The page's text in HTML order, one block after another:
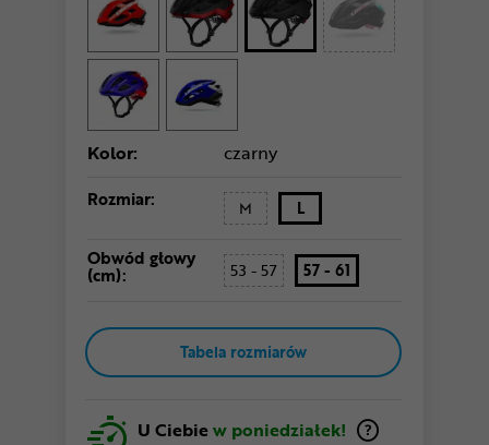
Kolor: czarny
Rozmiar: M L
Obwód głowy
(cm): 53 - 57 57 - 61
Tabela rozmiarów
U Ciebiew poniedziałek!